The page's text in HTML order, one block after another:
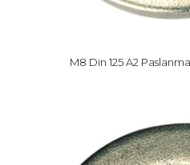
M8 Din 125 A2